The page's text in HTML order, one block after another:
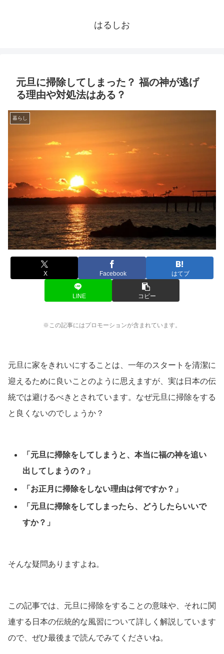
はるしお
元旦に掃除してしまった？ 福の神が逃げ
る理由や対処法はある？
暮らし
X Facebook はてブ
LINE コピー
※この記事にはプロモーションが含まれています。
元旦に家をきれいにすることは、一年のスタートを清潔に
迎えるために良いことのように思えますが、実は日本の伝
統では避けるべきとされています。なぜ元旦に掃除をする
と良くないのでしょうか？
「元旦に掃除をしてしまうと、本当に福の神を追い
出してしまうの？」
「お正月に掃除をしない理由は何ですか？」
「元旦に掃除をしてしまったら、どうしたらいいで
すか？」
そんな疑問ありますよね。
この記事では、元旦に掃除をすることの意味や、それに関
連する日本の伝統的な風習について詳しく解説しています
ので、ぜひ最後まで読んでみてくださいね。